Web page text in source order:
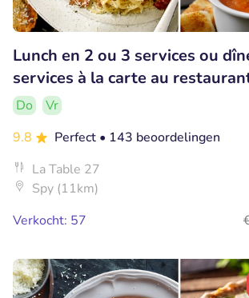
Lunch en 2 ou 3 services ou
services à la carte au
Do
Vr
9.8
Perfect • 143 beoordelingen
La Table 27
Spy (11km)
Verkocht: 57